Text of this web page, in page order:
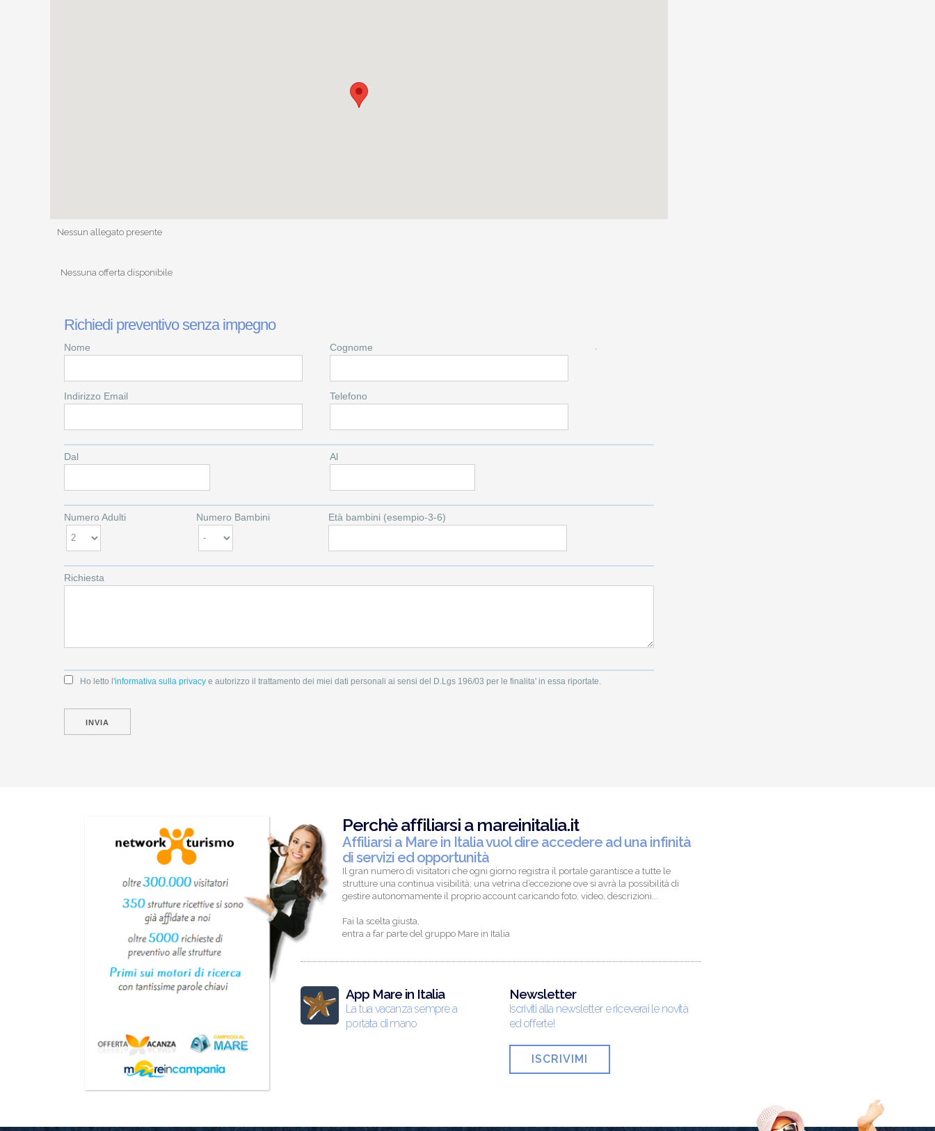
Nessun allegato presente
Nessuna offerta disponibile
Richiedi preventivo senza impegno
Nome Cognome
Indirizzo Email Telefono
Dal Al
Numero Adulti Numero Bambini Età bambini (esempio-3-6)
Richiesta
Ho letto l'informativa sulla privacy e autorizzo il trattamento dei miei dati personali ai sensi del D.Lgs 196/03 per le finalita' in essa riportate.
Perchè affiliarsi a mareinitalia.it
Affiliarsi a Mare in Italia vuol dire accedere ad una infinità
di servizi ed opportunità
Il gran numero di visitatori che ogni giorno registra il portale garantisce a tutte le
strutture una continua visibilità; una vetrina d’eccezione ove si avrà la possibilità di
gestire autonomamente il proprio account caricando foto, video, descrizioni...
Fai la scelta giusta,
entra a far parte del gruppo Mare in Italia
App Mare in Italia
La tua vacanza sempre a
portata di mano
Newsletter
Iscriviti alla newsletter e riceverai le novità
ed offerte!
ISCRIVIMI